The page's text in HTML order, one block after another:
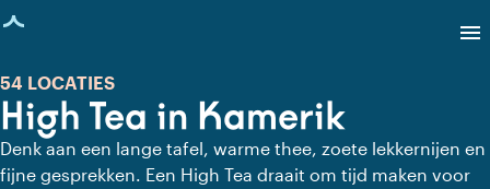
geladen
menu
High Tea in Kamerik
54 LOCATIES
Denk aan een lange tafel, warme thee, zoete lekkernijen en
fijne gesprekken. Een High Tea draait om tijd maken voor